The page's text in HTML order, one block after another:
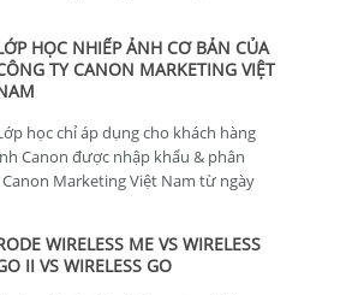
HỌC NHIẾP ẢNH CƠ BẢN CỦA
TY CANON MARKETING VIỆT
học chỉ áp dụng cho khách hàng
Canon được nhập khẩu & phân
Marketing Việt Nam từ ngày
WIRELESS ME VS WIRELESS
II VS WIRELESS GO